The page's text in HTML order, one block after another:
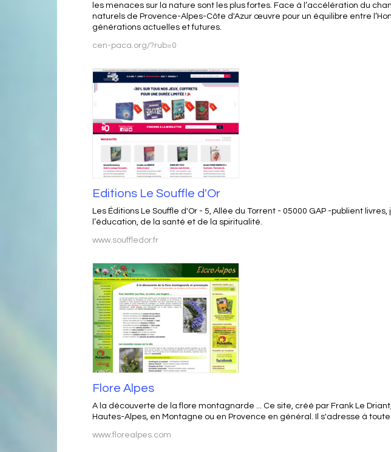
les menaces sur la nature sont les plus fortes. Face à l’accélération du
naturels de Provence-Alpes-Côte d'Azur œuvre pour un équilibre entre
générations actuelles et futures.
cen-paca.org/?rub=0
Editions Le Souffle d'Or
Les Éditions Le Souffle d'Or - 5, Allée du Torrent - 05000 GAP -publient
l’éducation, de la santé et de la spiritualité.
www.souffledor.fr
Flore Alpes
A la découverte de la flore montagnarde ... Ce site, créé par Frank Le
Hautes-Alpes, en Montagne ou en Provence en général. Il s'adresse à
www.florealpes.com